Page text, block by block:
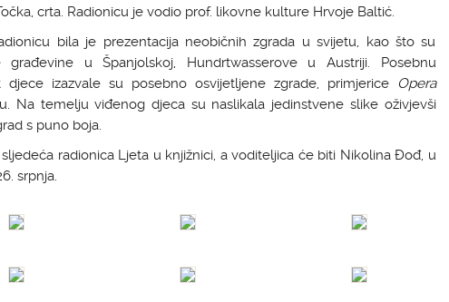
crta. Radionicu je vodio prof. likovne kulture Hrvoje Baltić.
bila je prezentacija neobičnih zgrada u svijetu, kao što su
građevine u Španjolskoj, Hundrtwasserove u Austriji. Posebnu
djece izazvale su posebno osvijetljene zgrade, primjerice
Opera
Na temelju viđenog djeca su naslikala jedinstvene slike oživjevši
s puno boja.
radionica Ljeta u knjižnici, a voditeljica će biti Nikolina Đođ, u
srpnja.